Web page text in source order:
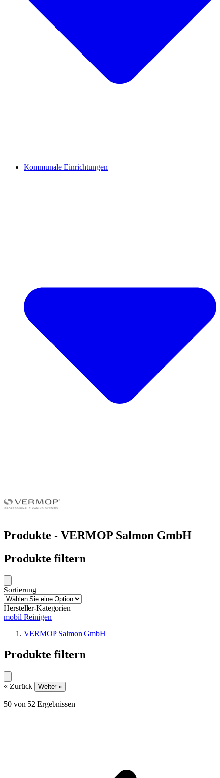
Kommunale Einrichtungen
Produkte - VERMOP Salmon GmbH
Produkte filtern
Sortierung
Hersteller-Kategorien
mobil Reinigen
VERMOP Salmon GmbH
Produkte filtern
« Zurück Weiter »
50 von 52 Ergebnissen